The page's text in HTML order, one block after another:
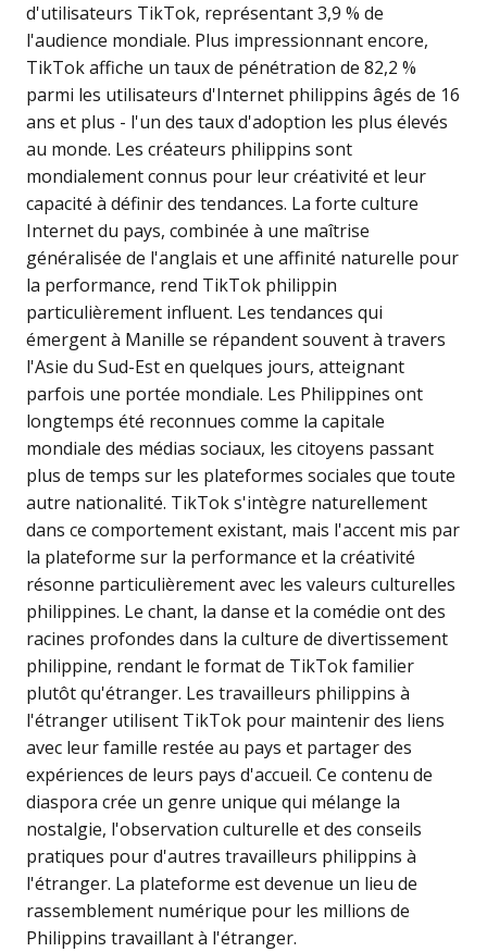
d'utilisateurs TikTok, représentant 3,9 % de
l'audience mondiale. Plus impressionnant encore,
TikTok affiche un taux de pénétration de 82,2 %
parmi les utilisateurs d'Internet philippins âgés de 16
ans et plus - l'un des taux d'adoption les plus élevés
au monde. Les créateurs philippins sont
mondialement connus pour leur créativité et leur
capacité à définir des tendances. La forte culture
Internet du pays, combinée à une maîtrise
généralisée de l'anglais et une affinité naturelle pour
la performance, rend TikTok philippin
particulièrement influent. Les tendances qui
émergent à Manille se répandent souvent à travers
l'Asie du Sud-Est en quelques jours, atteignant
parfois une portée mondiale. Les Philippines ont
longtemps été reconnues comme la capitale
mondiale des médias sociaux, les citoyens passant
plus de temps sur les plateformes sociales que toute
autre nationalité. TikTok s'intègre naturellement
dans ce comportement existant, mais l'accent mis par
la plateforme sur la performance et la créativité
résonne particulièrement avec les valeurs culturelles
philippines. Le chant, la danse et la comédie ont des
racines profondes dans la culture de divertissement
philippine, rendant le format de TikTok familier
plutôt qu'étranger. Les travailleurs philippins à
l'étranger utilisent TikTok pour maintenir des liens
avec leur famille restée au pays et partager des
expériences de leurs pays d'accueil. Ce contenu de
diaspora crée un genre unique qui mélange la
nostalgie, l'observation culturelle et des conseils
pratiques pour d'autres travailleurs philippins à
l'étranger. La plateforme est devenue un lieu de
rassemblement numérique pour les millions de
Philippins travaillant à l'étranger.